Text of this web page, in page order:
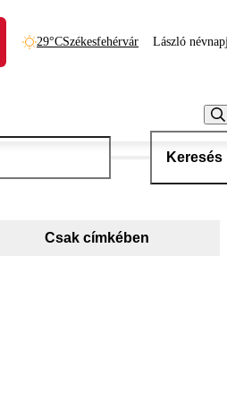
29°CSzékesfehérvár László
Keresés
Csak címkében